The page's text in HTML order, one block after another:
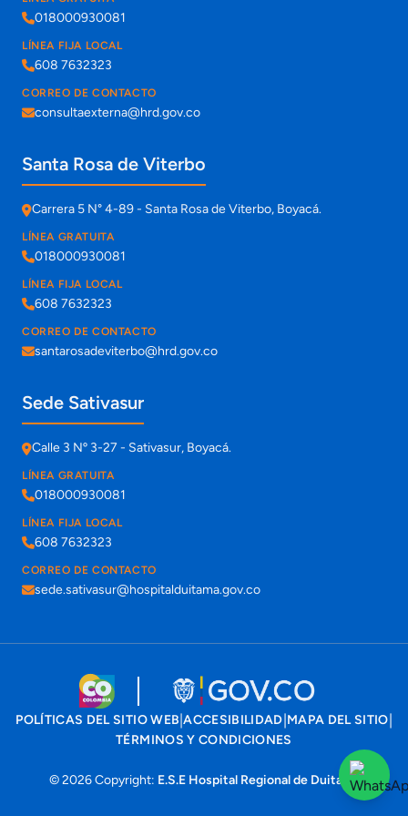
018000930081
LÍNEA FIJA LOCAL
608 7632323
CORREO DE CONTACTO
consultaexterna@hrd.gov.co
Santa Rosa de Viterbo
Carrera 5 N° 4-89 - Santa Rosa de Viterbo, Boyacá.
LÍNEA GRATUITA
018000930081
LÍNEA FIJA LOCAL
608 7632323
CORREO DE CONTACTO
santarosadeviterbo@hrd.gov.co
Sede Sativasur
Calle 3 Nº 3-27 - Sativasur, Boyacá.
LÍNEA GRATUITA
018000930081
LÍNEA FIJA LOCAL
608 7632323
CORREO DE CONTACTO
sede.sativasur@hospitalduitama.gov.co
POLÍTICAS DEL SITIO WEB|ACCESIBILIDAD|MAPA DEL SITIO|
TÉRMINOS Y CONDICIONES
© 2026 Copyright: E.S.E Hospital Regional de Duitama